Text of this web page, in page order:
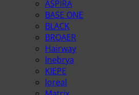
ASPIRA
BASE ONE
BLACK
BROAER
Hairway
Inebrya
KIEPE
loreal